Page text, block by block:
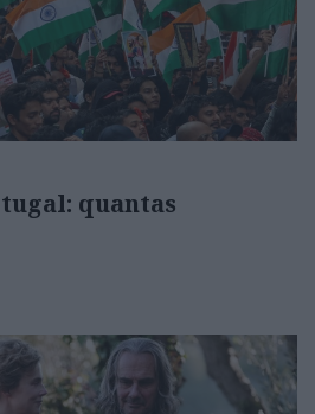
quantas